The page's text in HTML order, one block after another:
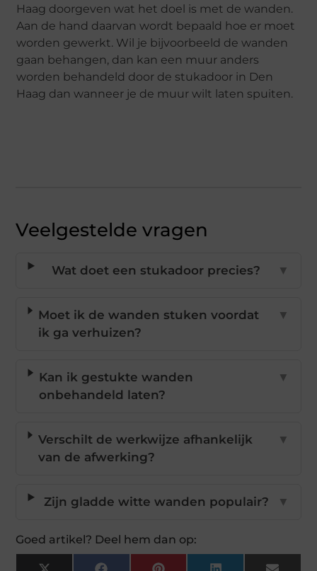
Haag doorgeven wat het doel is met de wanden.
Aan de hand daarvan wordt bepaald hoe er moet
worden gewerkt. Wil je bijvoorbeeld de wanden
gaan behangen, dan kan een muur anders
worden behandeld door de stukadoor in Den
Haag dan wanneer je de muur wilt laten spuiten.
Veelgestelde vragen
Wat doet een stukadoor precies? ▼
Moet ik de wanden stuken voordat
ik ga verhuizen?
▼
Kan ik gestukte wanden
onbehandeld laten?
▼
Verschilt de werkwijze afhankelijk
van de afwerking?
▼
Zijn gladde witte wanden populair? ▼
Goed artikel? Deel hem dan op: